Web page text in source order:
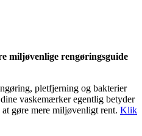
miljøvenlige rengøringsguide
pletfjerning og bakterier
vaskemærker egentlig betyder
gøre mere miljøvenligt rent. Klik